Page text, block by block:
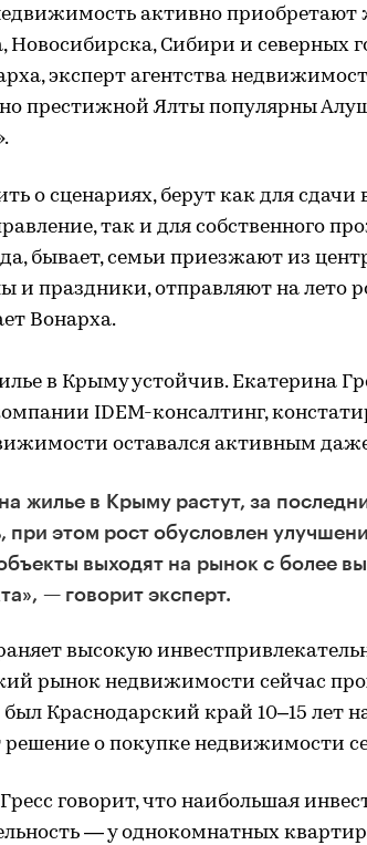
активно
Новосибирска, Сибири и северных
эксперт агентства
престижной Ялты популярны
о сценариях, берут как для сдачи
так и для собственного
бывает, семьи приезжают из
и праздники, отправляют на лето
Вонарха.
в Крыму устойчив. Екатерина
IDEM-консалтинг,
оставался активным
жилье в Крыму растут, за
при этом рост обусловлен
выходят на рынок с более
— говорит эксперт.
высокую
рынок недвижимости сейчас
Краснодарский край 10–15 лет
о покупке недвижимости
говорит, что наибольшая
— у однокомнатных